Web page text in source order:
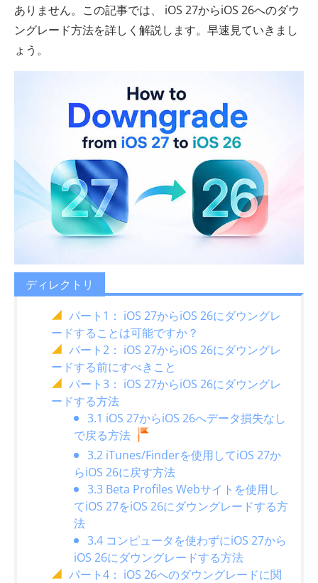
ありません。この記事では、 iOS 27からiOS 26へのダウ
ングレード方法を詳しく解説します。早速見ていきまし
ょう。
ディレクトリ
パート1： iOS 27からiOS 26にダウングレ
ードすることは可能ですか？
パート2： iOS 27からiOS 26にダウングレ
ードする前にすべきこと
パート3： iOS 27からiOS 26にダウングレ
ードする方法
3.1 iOS 27からiOS 26へデータ損失なし
で戻る方法
3.2 iTunes/Finderを使用してiOS 27か
らiOS 26に戻す方法
3.3 Beta Profiles Webサイトを使用し
てiOS 27をiOS 26にダウングレードする方
法
3.4 コンピュータを使わずにiOS 27から
iOS 26にダウングレードする方法
パート4： iOS 26へのダウングレードに関